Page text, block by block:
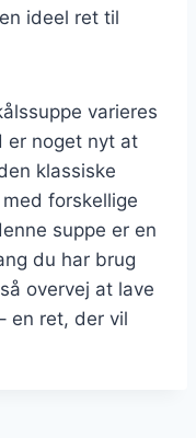
ideel ret til
varieres
er noget nyt at
klassiske
forskellige
suppe er en
du har brug
overvej at lave
en ret, der vil